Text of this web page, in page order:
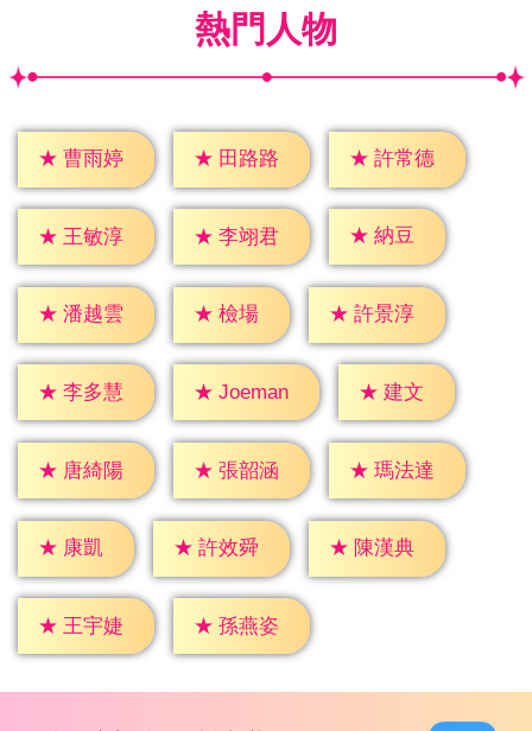
熱門人物
★ 曹雨婷 ★ 田路路 ★ 許常德
★ 王敏淳 ★ 李翊君 ★ 納豆
★ 潘越雲 ★ 檢場 ★ 許景淳
★ 李多慧 ★ Joeman ★ 建文
★ 唐綺陽 ★ 張韶涵 ★ 瑪法達
★ 康凱 ★ 許效舜 ★ 陳漢典
★ 王宇婕 ★ 孫燕姿